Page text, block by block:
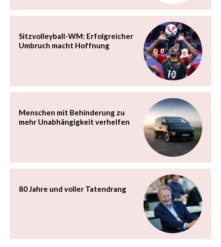
Sitzvolleyball-WM: Erfolgreicher
Umbruch macht Hoffnung
Menschen mit Behinderung zu
mehr Unabhängigkeit verhelfen
80 Jahre und voller Tatendrang